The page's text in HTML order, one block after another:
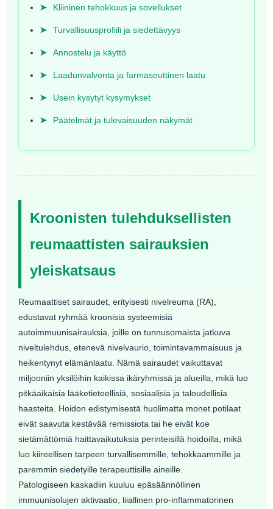
➤ Kliininen tehokkuus ja sovellukset
➤ Turvallisuusprofiili ja siedettävyys
➤ Annostelu ja käyttö
➤ Laadunvalvonta ja farmaseuttinen laatu
➤ Usein kysytyt kysymykset
➤ Päätelmät ja tulevaisuuden näkymät
Kroonisten tulehduksellisten
reumaattisten sairauksien
yleiskatsaus
Reumaattiset sairaudet, erityisesti nivelreuma (RA),
edustavat ryhmää kroonisia systeemisiä
autoimmuunisairauksia, joille on tunnusomaista jatkuva
niveltulehdus, etenevä nivelvaurio, toimintavammaisuus ja
heikentynyt elämänlaatu. Nämä sairaudet vaikuttavat
miljooniin yksilöihin kaikissa ikäryhmissä ja alueilla, mikä luo
pitkäaikaisia ​​lääketieteellisiä, sosiaalisia ja taloudellisia
haasteita. Hoidon edistymisestä huolimatta monet potilaat
eivät saavuta kestävää remissiota tai he eivät koe
sietämättömiä haittavaikutuksia perinteisillä hoidoilla, mikä
luo kiireellisen tarpeen turvallisemmille, tehokkaammille ja
paremmin siedetyille terapeuttisille aineille.
Patologiseen kaskadiin kuuluu epäsäännöllinen
immuunisolujen aktivaatio, liiallinen pro-inflammatorinen